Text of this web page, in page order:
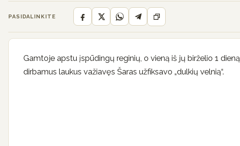
PASIDALINKITE
Gamtoje apstu įspūdingų reginių, o vieną iš jų birželio 1
dirbamus laukus važiavęs Šaras užfiksavo „dulkių velnią“.